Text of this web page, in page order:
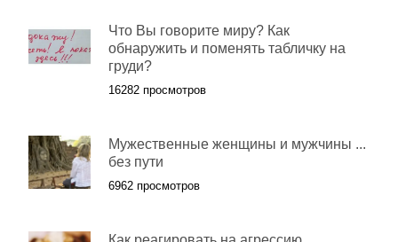
Что Вы говорите миру? Как
обнаружить и поменять табличку на
груди?
16282 просмотров
Мужественные женщины и мужчины ...
без пути
6962 просмотров